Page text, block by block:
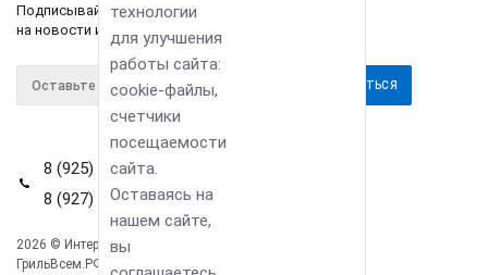
Подписывайтесь
на новости и акции
8 (925) 114-42-80
8 (927) 911-22-66
2026 © Интернет-магазин
ГрильВсем.РФ
технологии
для улучшения
работы сайта:
cookie-файлы,
счетчики
посещаемости
сайта.
Оставаясь на
нашем сайте,
вы